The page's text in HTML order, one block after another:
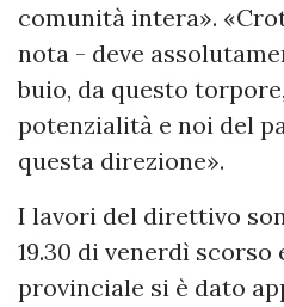
comunità intera».
nota - deve
buio, da questo
potenzialità e noi del
questa direzione».
I lavori del direttivo
19.30 di venerdì
provinciale si è dato